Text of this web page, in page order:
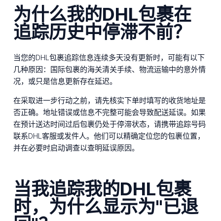
为什么我的DHL包裹在
追踪历史中停滞不前？
当您的DHL包裹追踪信息连续多天没有更新时，可能有以下
几种原因：国际包裹的海关清关手续、物流运输中的意外情
况，或只是信息更新存在延迟。
在采取进一步行动之前，请先核实下单时填写的收货地址是
否正确。地址错误或信息不完整可能会导致配送延误。如果
在预计送达时间过后包裹仍处于停滞状态，请携带追踪号码
联系DHL客服或发件人。他们可以精确定位您的包裹位置，
并在必要时启动调查以查明延误原因。
当我追踪我的DHL包裹
时，为什么显示为"已退